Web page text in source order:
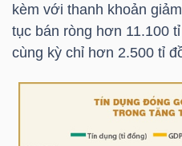
kèm với thanh khoản
tục bán ròng hơn 11.100
cùng kỳ chỉ hơn 2.500 tỉ
TIÊU
DÙNG